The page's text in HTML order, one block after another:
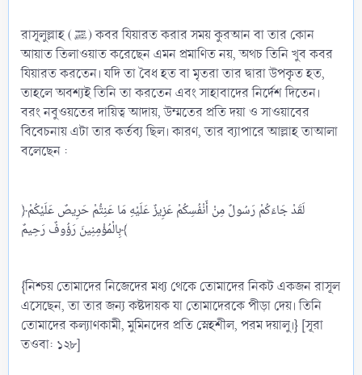
রাসূলুল্লাহ (ﷺ) কবর যিয়ারত করার সময় কুরআন বা তার কোন
আয়াত তিলাওয়াত করেছেন এমন প্রমাণিত নয়, অথচ তিনি খুব কবর
যিয়ারত করতেন। যদি তা বৈধ হত বা মৃতরা তার দ্বারা উপকৃত হত,
তাহলে অবশ্যই তিনি তা করতেন এবং সাহাবাদের নির্দেশ দিতেন।
বরং নবুওয়তের দায়িত্ব আদায়, উম্মতের প্রতি দয়া ও সাওয়াবের
বিবেচনায় এটা তার কর্তব্য ছিল। কারণ, তার ব্যাপারে আল্লাহ তাআলা
বলেছেন :
﴿لَقَدْ جَاءَكُمْ رَسُولٌ مِنْ أَنْفُسِكُمْ عَزِيزٌ عَلَيْهِ مَا عَنِتُّمْ حَرِيصٌ عَلَيْكُمْ
بِالْمُؤْمِنِينَ رَؤُوفٌ رَحِيمٌ﴾
{নিশ্চয় তোমাদের নিজেদের মধ্য থেকে তোমাদের নিকট একজন রাসূল
এসেছেন, তা তার জন্য কষ্টদায়ক যা তোমাদেরকে পীড়া দেয়। তিনি
তোমাদের কল্যাণকামী, মুমিনদের প্রতি স্নেহশীল, পরম দয়ালু।} [সূরা
তওবা: ১২৮]